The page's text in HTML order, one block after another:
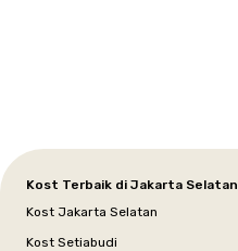
Kost Terbaik di Jakarta Selatan
Kost Jakarta Selatan
Kost Setiabudi